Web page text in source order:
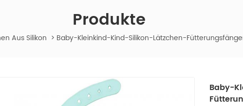
Produkte
Aus Silikon > Baby-Kleinkind-Kind-Silikon-Lätzchen-
Baby-